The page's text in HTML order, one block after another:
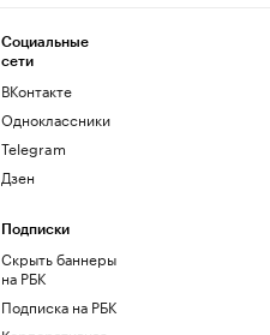
Социальные
сети
ВКонтакте
Одноклассники
Telegram
Дзен
Подписки
Скрыть баннеры
на РБК
Подписка на РБК